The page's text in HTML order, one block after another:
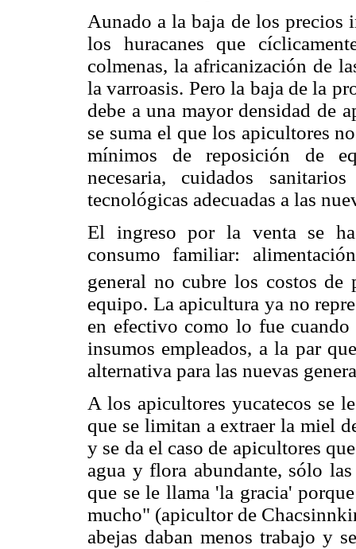
Aunado a la baja de los precios
los huracanes que
colmenas, la africanización de
la varroasis. Pero la baja de la
debe a una mayor densidad de
se suma el que los apicultores
mínimos de reposición de
necesaria, cuidados
tecnológicas adecuadas a las
El ingreso por la venta se ha
consumo familiar:
general no cubre los costos de
equipo. La apicultura ya no
en efectivo como lo fue
insumos empleados, a la par
alternativa para las nuevas
A los apicultores yucatecos se
que se limitan a extraer la miel
y se da el caso de apicultores
agua y flora abundante, sólo
que se le llama 'la gracia'
mucho" (apicultor de
abejas daban menos trabajo y